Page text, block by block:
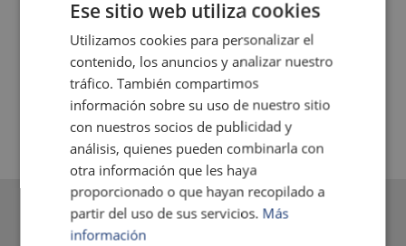
CHAUFFAGE
Ese sitio web utiliza cookies
Utilizamos cookies para personalizar el
contenido, los anuncios y analizar nuestro
tráfico. También compartimos
información sobre su uso de nuestro sitio
con nuestros socios de publicidad y
análisis, quienes pueden combinarla con
otra información que les haya
proporcionado o que hayan recopilado a
partir del uso de sus servicios. Más
información